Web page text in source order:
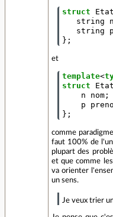
struct
string
string
};
et
template<
struct
n
nom;
p
};
comme
faut 100% de
plupart des
et que comme
va orienter
un sens.
Je veux trier